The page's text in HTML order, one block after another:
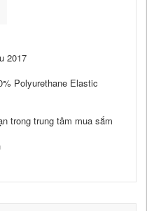
2017
Polyurethane Elastic
trong trung tâm mua sắm